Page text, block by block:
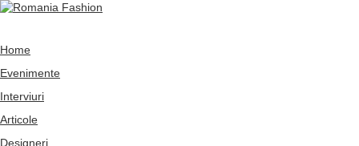
Home
Evenimente
Interviuri
Articole
Designeri